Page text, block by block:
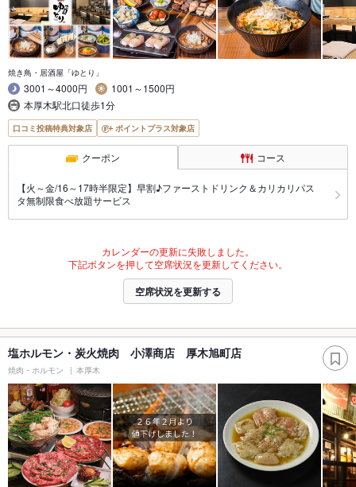
焼き鳥・居酒屋「ゆとり」
3001～4000円
1001～1500円
本厚木駅北口徒歩1分
口コミ投稿特典対象店 ポイントプラス対象店
クーポン コース
【火～金/16～17時半限定】早割♪ファーストドリンク＆カリカリパス
タ無制限食べ放題サービス
カレンダーの更新に失敗しました。
下記ボタンを押して空席状況を更新してください。
空席状況を更新する
塩ホルモン・炭火焼肉 小澤商店 厚木旭町店
焼肉・ホルモン 本厚木